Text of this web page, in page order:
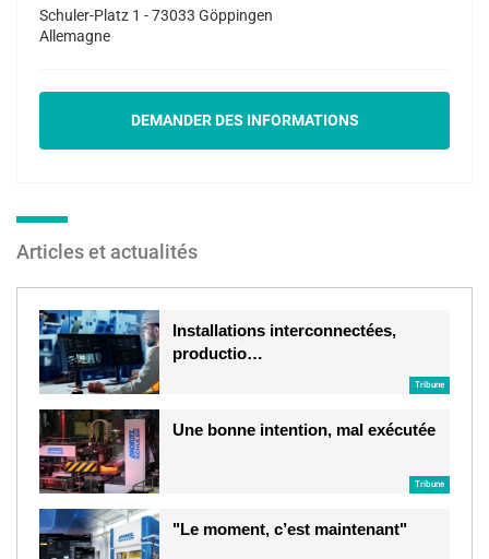
Schuler-Platz 1 - 73033 Göppingen
Allemagne
DEMANDER DES INFORMATIONS
Articles et actualités
Installations interconnectées,
productio…
Tribune
Une bonne intention, mal exécutée
Tribune
"Le moment, c’est maintenant"